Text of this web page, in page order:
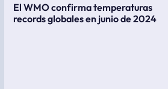
El WMO confirma temperaturas
records globales en junio de 2024